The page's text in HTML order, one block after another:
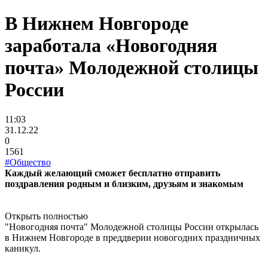
В Нижнем Новгороде
заработала «Новогодняя
почта» Молодежной столицы
России
11:03
31.12.22
0
1561
#Общество
Каждый желающий сможет бесплатно отправить
поздравления родным и близким, друзьям и знакомым
Открыть полностью
"Новогодняя почта" Молодежной столицы России открылась
в Нижнем Новгороде в преддверии новогодних праздничных
каникул.